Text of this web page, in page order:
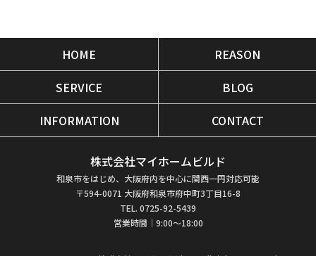
HOME
REASON
SERVICE
BLOG
INFORMATION
CONTACT
株式会社マイホームビルド
和泉市をはじめ、大阪府内を中心に関西一円対応可能
〒594-0071 大阪府和泉市府中町3丁目16-8
TEL. 0725-92-5439
営業時間｜9:00～18:00